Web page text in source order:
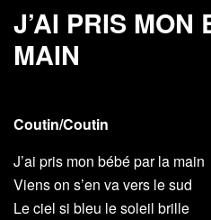
J’AI PRIS MON
MAIN
Coutin/Coutin
J’ai pris mon bébé par la main
Viens on s’en va vers le sud
Le ciel si bleu le soleil brille